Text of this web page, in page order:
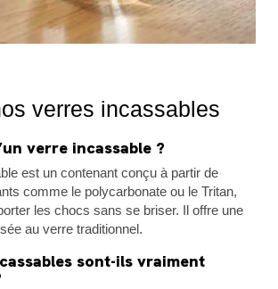
verres incassables
verre incassable ?
est un contenant conçu à partir de
comme le polycarbonate ou le Tritan,
les chocs sans se briser. Il offre une
au verre traditionnel.
sont-ils vraiment